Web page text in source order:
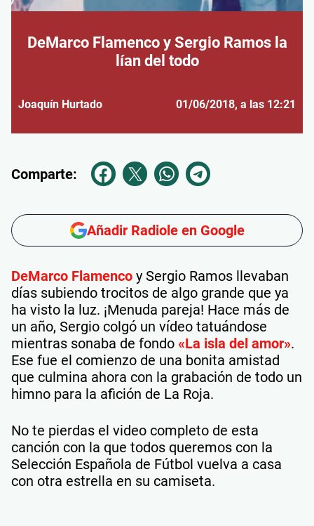
DeMarco Flamenco y Sergio Ramos la
lían del todo
Joaquín Hurtado 01/06/2018, a las 12:21
Comparte:
Añadir Radiole en Google
DeMarco Flamenco y Sergio Ramos llevaban
días subiendo trocitos de algo grande que ya
ha visto la luz. ¡Menuda pareja! Hace más de
un año, Sergio colgó un vídeo tatuándose
mientras sonaba de fondo «La isla del amor».
Ese fue el comienzo de una bonita amistad
que culmina ahora con la grabación de todo un
himno para la afición de La Roja.
No te pierdas el video completo de esta
canción con la que todos queremos con la
Selección Española de Fútbol vuelva a casa
con otra estrella en su camiseta.